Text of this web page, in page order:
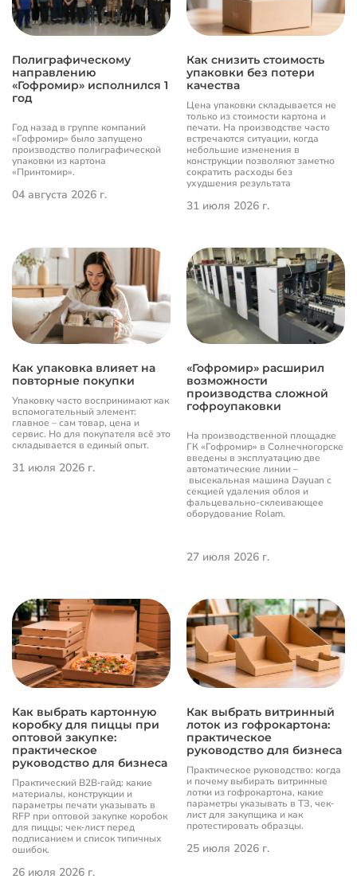
Полиграфическому
направлению
«Гофромир» исполнился 1
год
Год назад в группе компаний
«Гофромир» было запущено
производство полиграфической
упаковки из картона
«Принтомир».
04 августа 2026 г.
Как снизить стоимость
упаковки без потери
качества
Цена упаковки складывается не
только из стоимости картона и
печати. На производстве часто
встречаются ситуации, когда
небольшие изменения в
конструкции позволяют заметно
сократить расходы без
ухудшения результата
31 июля 2026 г.
Как упаковка влияет на
повторные покупки
Упаковку часто воспринимают как
вспомогательный элемент:
главное – сам товар, цена и
сервис. Но для покупателя всё это
складывается в единый опыт.
31 июля 2026 г.
«Гофромир» расширил
возможности
производства сложной
гофроупаковки
На производственной площадке
ГК «Гофромир» в Солнечногорске
введены в эксплуатацию две
автоматические линии –
высекальная машина Dayuan с
секцией удаления облоя и
фальцевально-склеивающее
оборудование Rolam.
27 июля 2026 г.
Как выбрать картонную
коробку для пиццы при
оптовой закупке:
практическое
руководство для бизнеса
Практический B2B‐гайд: какие
материалы, конструкции и
параметры печати указывать в
RFP при оптовой закупке коробок
для пиццы; чек‐лист перед
подписанием и список типичных
ошибок.
26 июля 2026 г.
Как выбрать витринный
лоток из гофрокартона:
практическое
руководство для бизнеса
Практическое руководство: когда
и почему выбирать витринные
лотки из гофрокартона, какие
параметры указывать в ТЗ, чек‐
лист для закупщика и как
протестировать образцы.
25 июля 2026 г.